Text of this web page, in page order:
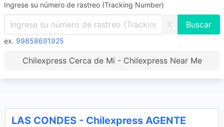
Ingrese su número de rastreo (Tracking Number)
X
ex. 99858691925
Chilexpress Cerca de Mi - Chilexpress Near Me
LAS CONDES - Chilexpress AGENTE